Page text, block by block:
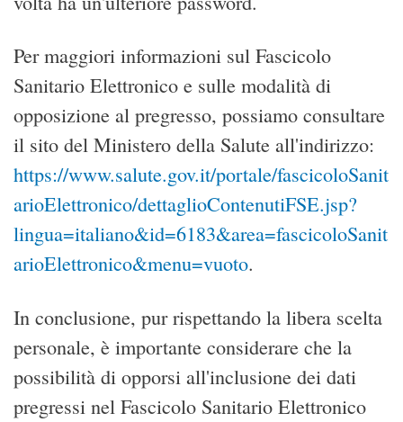
Per maggiori informazioni sul Fascicolo
Sanitario Elettronico e sulle modalità di
opposizione al pregresso, possiamo consultare
il sito del Ministero della Salute all'indirizzo:
https://www.salute.gov.it/portale/fascicoloSanit
arioElettronico/dettaglioContenutiFSE.jsp?
lingua=italiano&id=6183&area=fascicoloSanit
arioElettronico&menu=vuoto.
In conclusione, pur rispettando la libera scelta
personale, è importante considerare che la
possibilità di opporsi all'inclusione dei dati
pregressi nel Fascicolo Sanitario Elettronico